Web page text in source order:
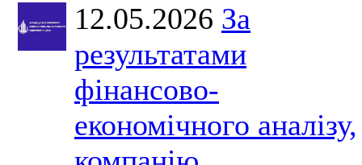
12.05.2026 За
результатами
фінансово-
економічного аналізу,